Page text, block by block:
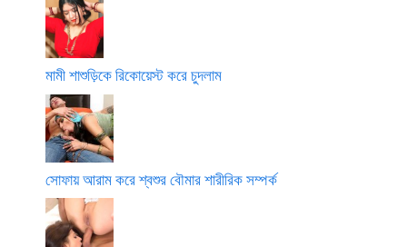
মামী শাশুড়িকে রিকোয়েস্ট করে চুদলাম
সোফায় আরাম করে শ্বশুর বৌমার শারীরিক সম্পর্ক